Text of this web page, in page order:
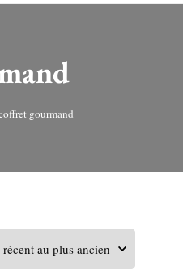
gourmand